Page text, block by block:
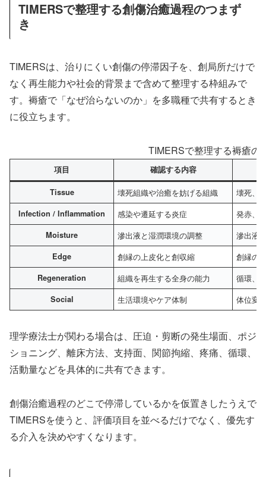
TIMERSで整理する創傷治癒過程のつまず
き
TIMERSは、治りにくい創傷の停滞因子を、創局所だけで
なく再生能力や社会的背景まで含めて整理する枠組みで
す。褥瘡で「なぜ治らないのか」を多職種で共有するとき
に役立ちます。
TIMERSで整理する褥瘡の
項目 確認する内容
Tissue 壊死組織や治癒を妨げる組織 壊死、
Infection / Inflammation 感染や遷延する炎症 発赤、
Moisture 滲出液と湿潤環境の調整 滲出液
Edge 創縁の上皮化と創収縮 創縁の
Regeneration 組織を再生する全身の能力 循環、
Social 生活環境やケア体制 体位変
理学療法士が関わる場合は、圧迫・剪断の発生場面、ポジ
ショニング、離床方法、支持面、関節拘縮、疼痛、循環、
活動量などを具体的に共有できます。
創傷治癒過程のどこで停滞しているかを仮置きしたうえで
TIMERSを使うと、評価項目を並べるだけでなく、優先す
る介入を決めやすくなります。